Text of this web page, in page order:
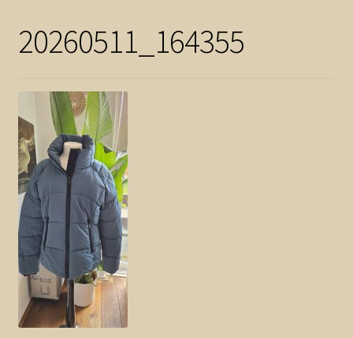
Winkel
Winkelmand
Linkjes
Contact en nieuwsbrief
20260511_164355